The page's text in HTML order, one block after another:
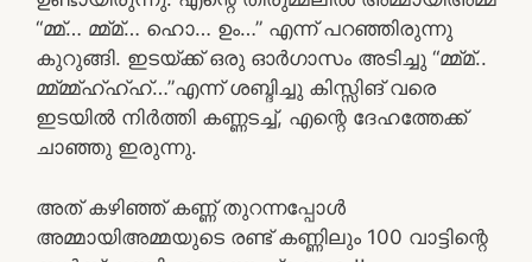
“മ്മ്… മ്മ്മ്… ഹൊ… ഉം…” എന്ന് പറഞ്ഞിരുന്നു
കുറുങ്ങി. ഇടയ്ക്ക് ഒരു ഓർഗാസം അടിച്ചു “മ്മ്മ്..
മ്മ്മ്മ്ഹ്ഹ്ഹ്…”എന്ന് ശബ്ദിച്ചു കിസ്സിങ് വരെ
ഇടയിൽ നിർത്തി കണ്ണടച്ച്, എന്റെ ദേഹത്തേക്ക്
ചാഞ്ഞു ഇരുന്നു.
അത് കഴിഞ്ഞ് കണ്ണ് തുറന്നപ്പോൾ
അമ്മായിഅമ്മയുടെ രണ്ട് കണ്ണിലും 100 വാട്ടിന്റെ